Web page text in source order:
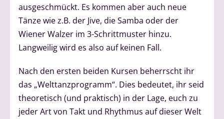
ausgeschmückt. Es kommen aber auch neue
Tänze wie z.B. der Jive, die Samba oder der
Wiener Walzer im 3-Schrittmuster hinzu.
Langweilig wird es also auf keinen Fall.
Nach den ersten beiden Kursen beherrscht ihr
das „Welttanzprogramm“. Dies bedeutet, ihr seid
theoretisch (und praktisch) in der Lage, euch zu
jeder Art von Takt und Rhythmus auf dieser Welt